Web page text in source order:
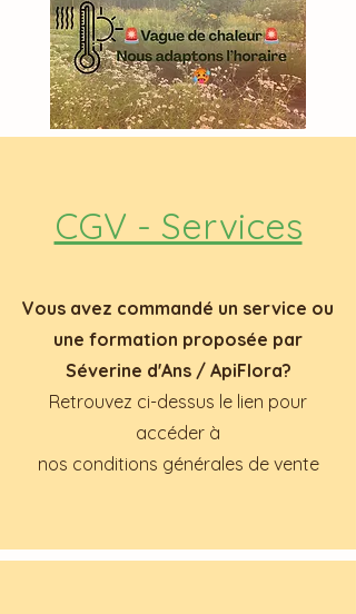
CGV - Services
Vous avez commandé un service ou
une formation proposée par
Séverine d'Ans / ApiFlora?
Retrouvez ci-dessus le lien pour
accéder à
nos conditions générales de vente